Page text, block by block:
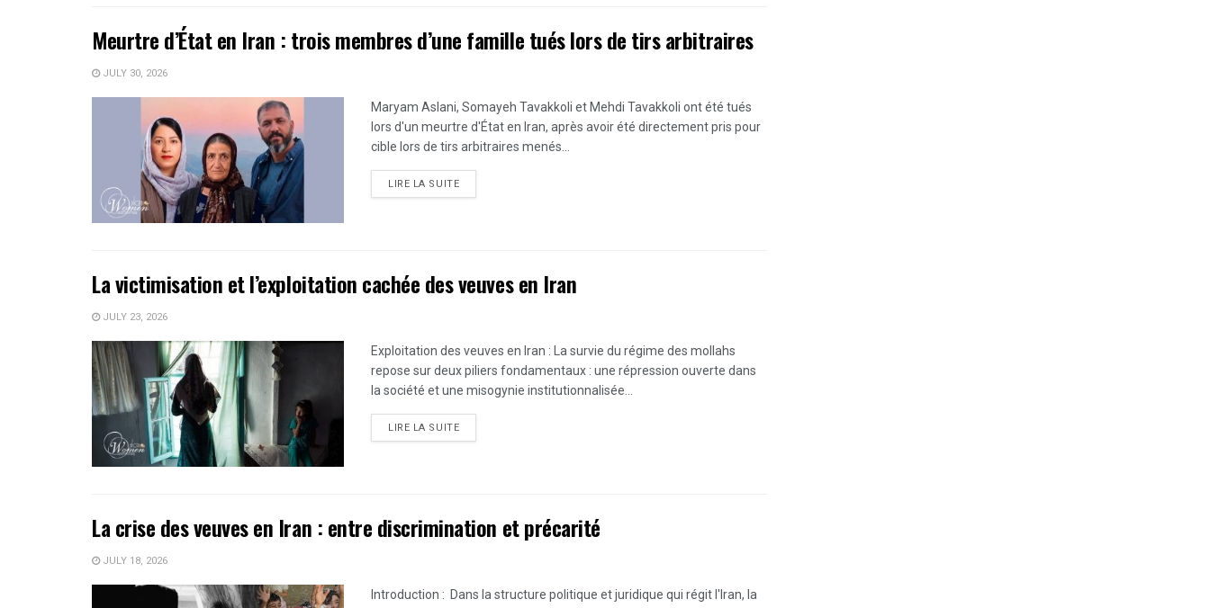
Meurtre d’État en Iran : trois membres d’une famille tués lors de tirs arbitraires
JULY 30, 2026
Maryam Aslani, Somayeh Tavakkoli et Mehdi Tavakkoli ont été tués
lors d'un meurtre d'État en Iran, après avoir été directement pris pour
cible lors de tirs arbitraires menés...
LIRE LA SUITEDETAILS
La victimisation et l’exploitation cachée des veuves en Iran
JULY 23, 2026
Exploitation des veuves en Iran : La survie du régime des mollahs
repose sur deux piliers fondamentaux : une répression ouverte dans
la société et une misogynie institutionnalisée...
LIRE LA SUITEDETAILS
La crise des veuves en Iran : entre discrimination et précarité
JULY 18, 2026
Introduction : Dans la structure politique et juridique qui régit l'Iran, la